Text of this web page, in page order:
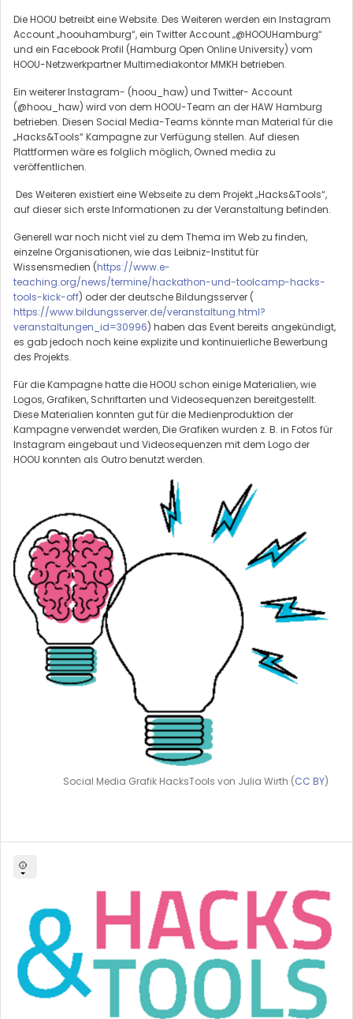
Die HOOU betreibt eine Website. Des Weiteren werden ein Instagram
Account „hoouhamburg“, ein Twitter Account „@HOOUHamburg“
und ein Facebook Profil (Hamburg Open Online University) vom
HOOU-Netzwerkpartner Multimediakontor MMKH betrieben.
Ein weiterer Instagram- (hoou_haw) und Twitter- Account
(@hoou_haw) wird von dem HOOU-Team an der HAW Hamburg
betrieben. Diesen Social Media-Teams könnte man Material für die
„Hacks&Tools“ Kampagne zur Verfügung stellen. Auf diesen
Plattformen wäre es folglich möglich, Owned media zu
veröffentlichen.
Des Weiteren existiert eine Webseite zu dem Projekt „Hacks&Tools“,
auf dieser sich erste Informationen zu der Veranstaltung befinden.
Generell war noch nicht viel zu dem Thema im Web zu finden,
einzelne Organisationen, wie das Leibniz-Institut für
Wissensmedien (https://www.e-
teaching.org/news/termine/hackathon-und-toolcamp-hacks-
tools-kick-off) oder der deutsche Bildungsserver (
https://www.bildungsserver.de/veranstaltung.html?
veranstaltungen_id=30996) haben das Event bereits angekündigt,
es gab jedoch noch keine explizite und kontinuierliche Bewerbung
des Projekts.
Für die Kampagne hatte die HOOU schon einige Materialien, wie
Logos, Grafiken, Schriftarten und Videosequenzen bereitgestellt.
Diese Materialien konnten gut für die Medienproduktion der
Kampagne verwendet werden, Die Grafiken wurden z. B. in Fotos für
Instagram eingebaut und Videosequenzen mit dem Logo der
HOOU konnten als Outro benutzt werden.
Social Media Grafik HacksTools von Julia Wirth (CC BY)